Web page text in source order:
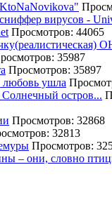
вирусов -
Просмотров: 44065
35987
Просмотров: 35897
ушла
остров...
Просмотров: 32868
32813
Просмотров:
– они, словно